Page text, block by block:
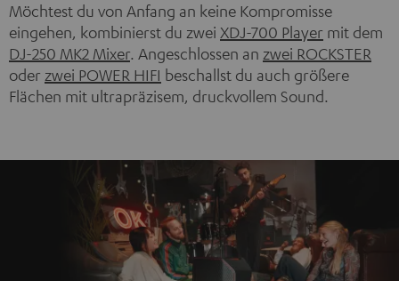
Möchtest du von Anfang an keine Kompromisse
eingehen, kombinierst du zwei XDJ-700 Player mit dem
DJ-250 MK2 Mixer. Angeschlossen an zwei ROCKSTER
oder zwei POWER HIFI beschallst du auch größere
Flächen mit ultrapräzisem, druckvollem Sound.